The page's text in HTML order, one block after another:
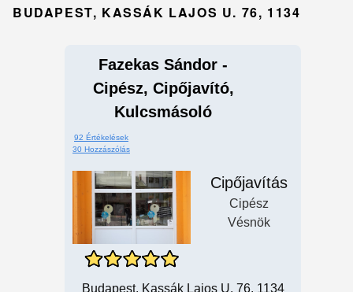
BUDAPEST, KASSÁK LAJOS U. 76, 1134
Fazekas Sándor -
Cipész, Cipőjavító,
Kulcsmásoló
92 Értékelések
30 Hozzászólás
Cipőjavítás
Cipész
Vésnök
Budapest, Kassák Lajos U. 76, 1134